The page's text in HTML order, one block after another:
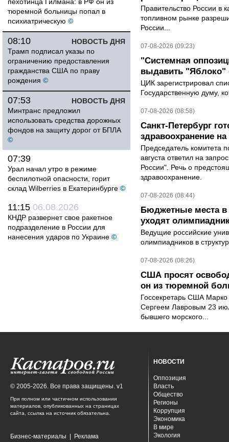
тюремной больницы попал в
психиатрическую ©
НОВОСТЬ ДНЯ
08:10
Трамп подписал указы по
ограничению предоставления
гражданства США по праву
рождения ©
НОВОСТЬ ДНЯ
07:53
Минтранс предложил
использовать средства дорожных
фондов на защиту дорог от БПЛА
©
07:39
Урал начал утро в режиме
беспилотной опасности, горит
склад Wilberries в Екатеринбурге ©
11:15 06.08.2026
КНДР развернет свое ракетное
подразделение в России для
нанесения ударов по Украине ©
Правительство России в
топливном рынке
России...
07-08-2026 (09:23)
"Системная
выдавить "Яблоко"
ЦИК зарегистрировал
Государственную думу,
07-08-2026 (08:58)
Санкт-Петербург
здравоохранение на
Председатель комитета
августа ответил на
России". Речь о
здравоохранение.
07-08-2026 (08:44)
Бюджетные места в
уходят
Ведущие российские
олимпиадников в
07-08-2026 (08:26)
США просят
он из тюремной
Госсекретарь США
Сергеем Лавровым 23
бывшего морского...
© 2005-2026. Все права защищены. v1
При полном или частичном использовании
материалов, опубликованных на страницах
сайта, ссылка на источник обязательна.
Бизнес-материалы Реклама
НОВОСТИ
Оппозиция
Власть
Общество
Регионы
Коррупция
Экономика
В мире
Экология